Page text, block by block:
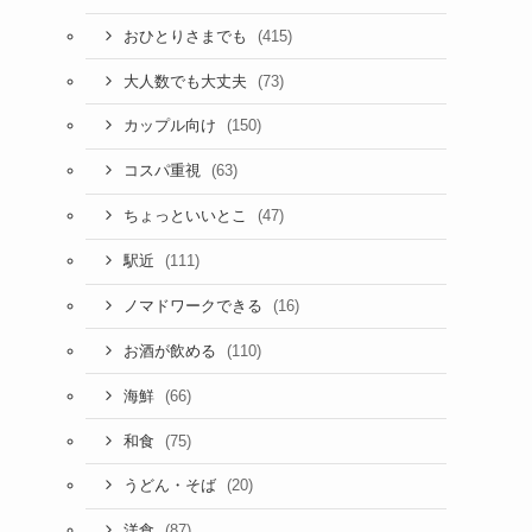
おひとりさまでも (415)
大人数でも大丈夫 (73)
カップル向け (150)
コスパ重視 (63)
ちょっといいとこ (47)
駅近 (111)
ノマドワークできる (16)
お酒が飲める (110)
海鮮 (66)
和食 (75)
うどん・そば (20)